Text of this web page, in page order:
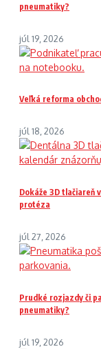
pneumatiky?
júl 19, 2026
Veľká reforma
júl 18, 2026
Dokáže 3D tlačiareň
protéza
júl 27, 2026
Prudké rozjazdy či
pneumatiky?
júl 19, 2026